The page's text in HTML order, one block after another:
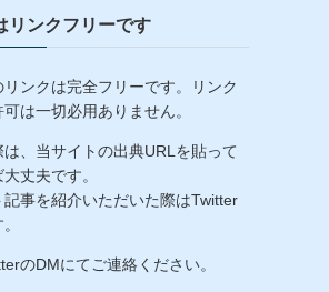
リンクフリーです
ンクは完全フリーです。リンク
は一切必用ありません。
は、当サイトの出典URLを貼って
丈夫です。
記事を紹介いただいた際はTwitter
のDMにてご連絡ください。